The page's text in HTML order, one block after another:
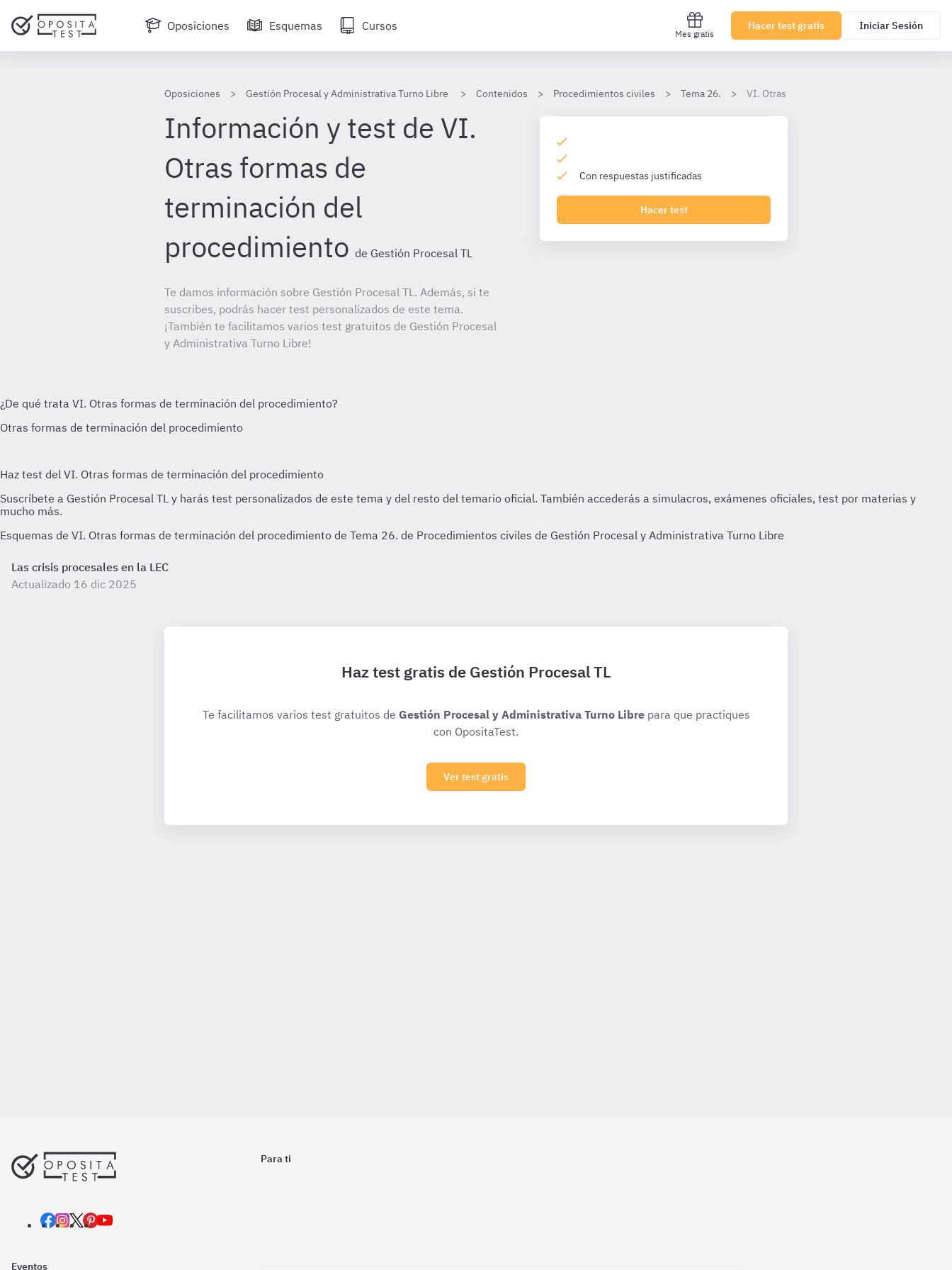
Oposiciones Esquemas Cursos
Mes gratis
Hacer test gratis Iniciar Sesión
Oposiciones Gestión Procesal y Administrativa Turno Libre Contenidos Procedimientos civiles Tema 26. VI. Otras formas de terminación del
Información y test de VI.
Otras formas de
terminación del
procedimiento de Gestión Procesal TL
Te damos información sobre Gestión Procesal TL. Además, si te
suscribes, podrás hacer test personalizados de este tema.
¡También te facilitamos varios test gratuitos de Gestión Procesal
y Administrativa Turno Libre!
Con respuestas justificadas
Hacer test
Esquemas de VI. Otras formas de terminación del procedimiento de Tema 26. de Procedimientos civiles de Gestión Procesal y Administrativa Turno Libre
Las crisis procesales en la LEC
Actualizado 16 dic 2025
Haz test gratis de Gestión Procesal TL
Te facilitamos varios test gratuitos de Gestión Procesal y Administrativa Turno Librepara que practiques
con OpositaTest.
Ver test gratis
Para ti
Eventos